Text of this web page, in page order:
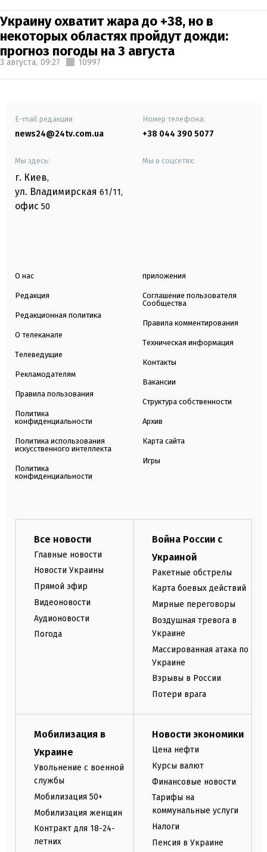
Украину охватит жара до +38, но в
некоторых областях пройдут дожди:
прогноз погоды на 3 августа
3 августа, 09:27 10997
E-mail редакции
news24@24tv.com.ua
Номер телефона:
+38 044 390 5077
Мы здесь:
г. Киев,
ул. Владимирская 61/11,
офис 50
Мы в соцсетях:
О нас
Редакция
Редакционная политика
О телеканале
Телеведущие
Рекламодателям
Правила пользования
Политика
конфиденциальности
Политика использования
искусственного интеллекта
Политика
конфиденциальности
приложения
Соглашение пользователя
Сообщества
Правила комментирования
Техническая информация
Контакты
Вакансии
Структура собственности
Архив
Карта сайта
Игры
Все новости
Главные новости
Новости Украины
Прямой эфир
Видеоновости
Аудионовости
Погода
Война России с
Украиной
Ракетные обстрелы
Карта боевых действий
Мирные переговоры
Воздушная тревога в
Украине
Массированная атака по
Украине
Взрывы в России
Потери врага
Мобилизация в
Украине
Увольнение с военной
службы
Мобилизация 50+
Мобилизация женщин
Контракт для 18-24-
летних
Новости экономики
Цена нефти
Курсы валют
Финансовые новости
Тарифы на
коммунальные услуги
Налоги
Пенсия в Украине